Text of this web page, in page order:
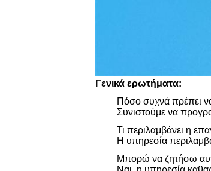
Γενικά ερωτήματα:
Πόσο συχνά πρέπει
Συνιστούμε να
Τι περιλαμβάνει η
Η υπηρεσία
Μπορώ να ζητήσω